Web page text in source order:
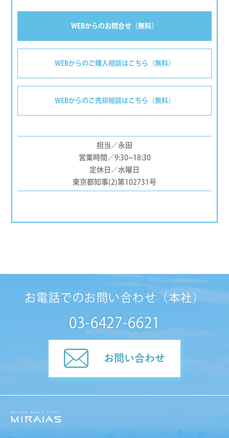
WEBからのお問合せ（無料）
WEBからのご購入相談はこちら（無料）
WEBからのご売却相談はこちら（無料）
担当／永田
営業時間／9:30~18:30
定休日／水曜日
東京都知事(2)第102731号
お電話でのお問い合わせ（本社）
03-6427-6621
お問い合わせ